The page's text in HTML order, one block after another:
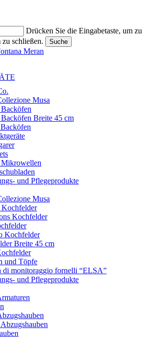
Drücken Sie die Eingabetaste, um zu
schließen.
Suche
Musa
Breite 45 cm
und Pflegeprodukte
Musa
Kochfelder
Kochfelder
Breite 45 cm
und Töpfe
di monitoraggio fornelli “ELSA”
und Pflegeprodukte